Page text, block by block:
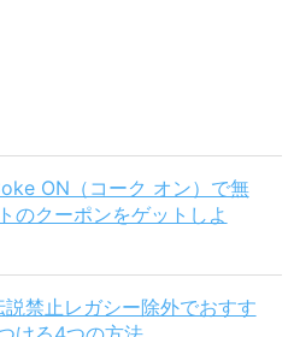
ON（コーク オン）で無
のクーポンをゲットしよ
説禁止レガシー除外でおすす